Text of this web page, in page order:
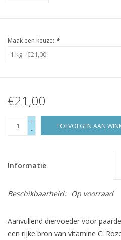
Maak een keuze: *
€21,00
+
-
TOEVOEGEN AAN
Informatie
Beschikbaarheid: Op voorraad
Aanvullend diervoeder voor
een rijke bron van vitamine C.